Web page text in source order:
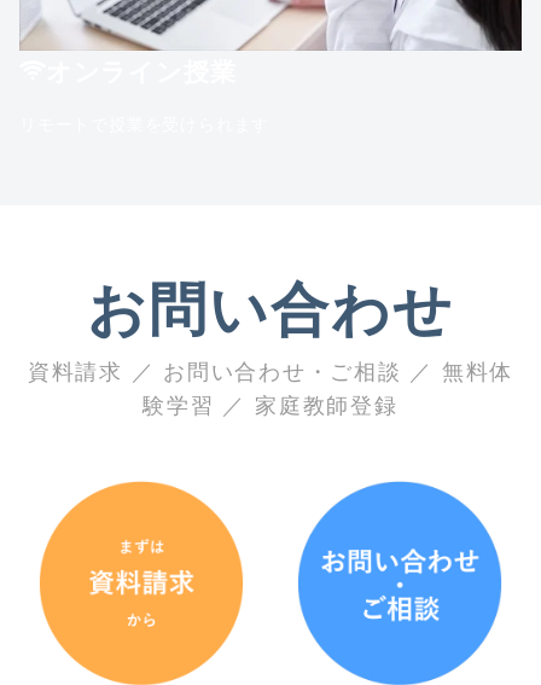
お問い合わせ
資料請求 ／ お問い合わせ・ご相談 ／ 無料体
験学習 ／ 家庭教師登録